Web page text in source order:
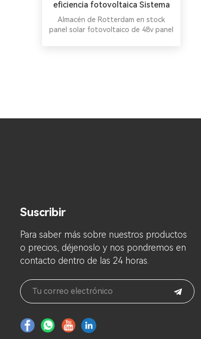
eficiencia fotovoltaica Sistema
de energía solar de 585-600
vatios para bomba de pastos de
Almacén de Rotterdam en stock
panel solar fotovoltaico de 48v panel
Suscribir
Para saber más sobre nuestros productos
o precios, déjenoslo y nos pondremos en
contacto dentro de las 24 horas.